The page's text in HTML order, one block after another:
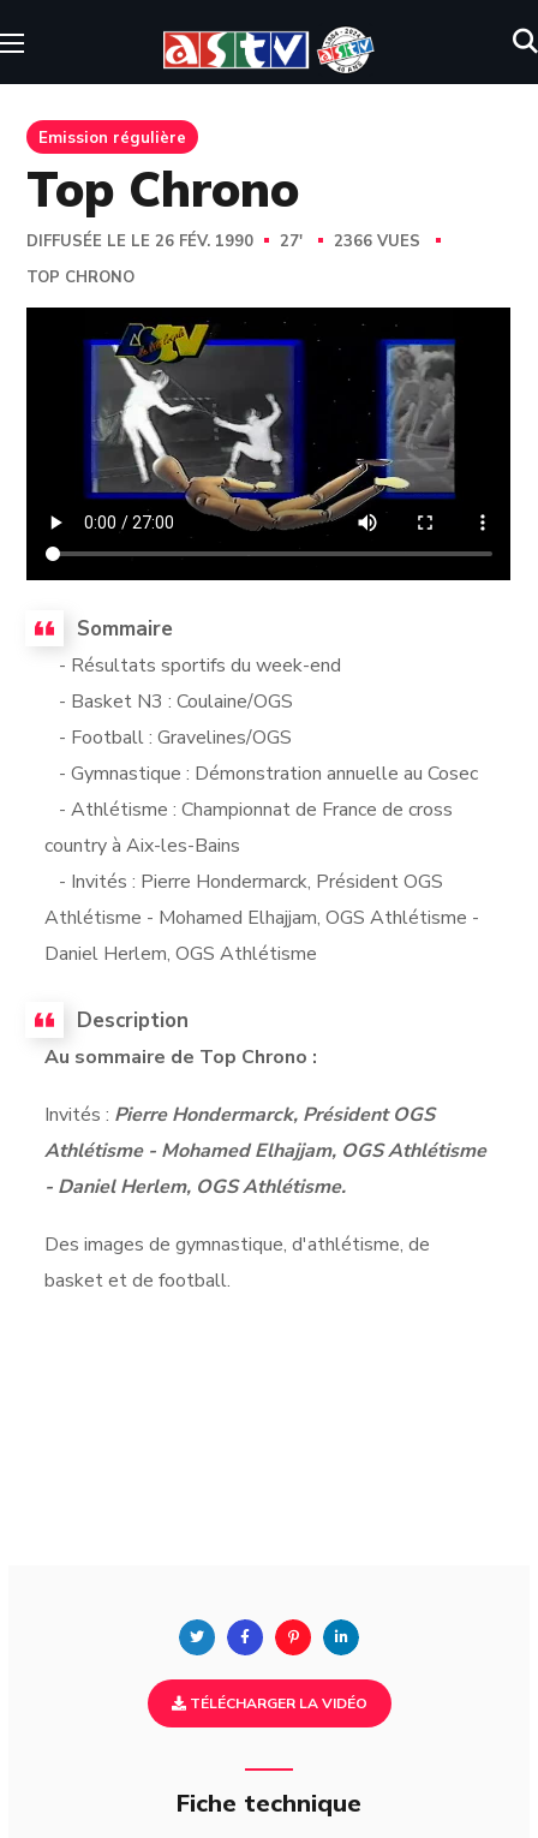
Emission régulière
Top Chrono
DIFFUSÉE LE LE 26 FÉV. 1990 27'
2366 VUES
TOP CHRONO
Sommaire
- Résultats sportifs du week-end
- Basket N3 : Coulaine/OGS
- Football : Gravelines/OGS
- Gymnastique : Démonstration annuelle au Cosec
- Athlétisme : Championnat de France de cross
country à Aix-les-Bains
- Invités : Pierre Hondermarck, Président OGS
Athlétisme - Mohamed Elhajjam, OGS Athlétisme -
Daniel Herlem, OGS Athlétisme
Description
Au sommaire de Top Chrono :
Invités : Pierre Hondermarck, Président OGS
Athlétisme - Mohamed Elhajjam, OGS Athlétisme
- Daniel Herlem, OGS Athlétisme.
Des images de gymnastique, d'athlétisme, de
basket et de football.
TÉLÉCHARGER LA VIDÉO
Fiche technique